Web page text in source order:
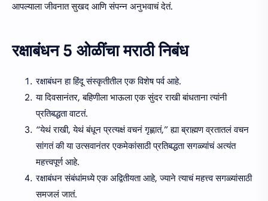
आपल्याला जीवनात सुखद आणि संपन्न अनुभवाचं देतं.
रक्षाबंधन 5 ओळींचा मराठी निबंध
रक्षाबंधन हा हिंदू संस्कृतीतील एक विशेष पर्व आहे.
या दिवसानंतर, बहिणीला भाऊला एक सुंदर राखी बांधताना त्यांनी
प्रतिबद्धता वाटतं.
“येथं राखी, येथं बंधून प्रत्यक्षं वचनं गृह्णातं,” ह्या ब्राह्मण व्रतातलं वचन
सांगतं की या उत्सवानंतर एकमेकांसाठी प्रतिबद्धता सगळ्यांचं अत्यंत
महत्त्वपूर्ण आहे.
रक्षाबंधन संबंधांमध्ये एक अद्वितीयता आहे, ज्याने त्याचं महत्त्व सगळ्यांसाठी
समजलं जातं.